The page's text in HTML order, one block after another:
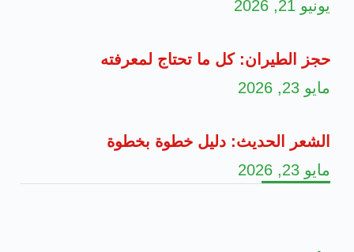
يونيو 21, 2026
حجز الطيران: كل ما تحتاج لمعرفته
مايو 23, 2026
الشعر الحديث: دليل خطوة بخطوة
مايو 23, 2026